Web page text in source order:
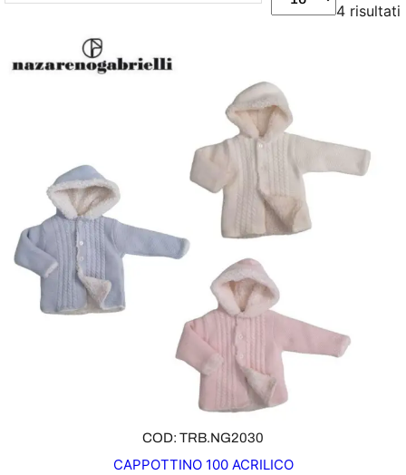
4 risultati
COD: TRB.NG2030
CAPPOTTINO 100 ACRILICO